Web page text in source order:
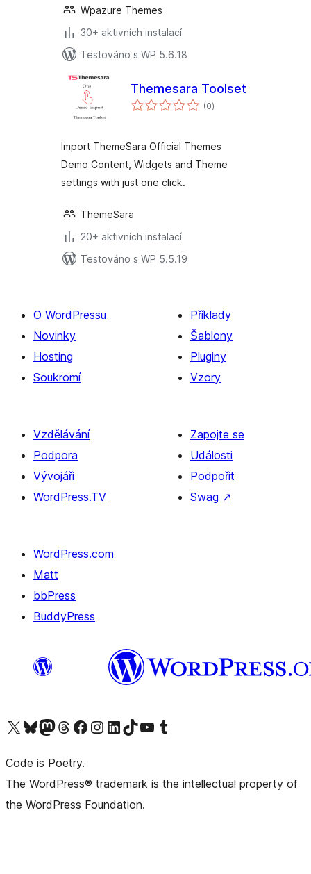
Wpazure Themes
30+ aktivních instalací
Testováno s WP 5.6.18
Themesara Toolset
(0celkové
hodnocení
)
Import ThemeSara Official Themes
Demo Content, Widgets and Theme
settings with just one click.
ThemeSara
20+ aktivních instalací
Testováno s WP 5.5.19
O WordPressu
Novinky
Hosting
Soukromí
Příklady
Šablony
Pluginy
Vzory
Vzdělávání
Podpora
Vývojáři
WordPress.TV
Zapojte se
Události
Podpořit
Swag ↗
WordPress.com
Matt
bbPress
BuddyPress
Navštivte náš účet na X (dříve Twitter)
Navštivte náš Bluesky účetNavštivte náš účet Mastodon
Navštivte náš Threads účetNavštivte naši stránku na Facebooku
Navštivte náš Instagram účetNavštivte náš LinkedIn účetNavštivte náš TikTok účetNavštivte náš YouTube kanálNavštivte náš Tumblr účet
Code is Poetry.
The WordPress® trademark is the intellectual property of
the WordPress Foundation.